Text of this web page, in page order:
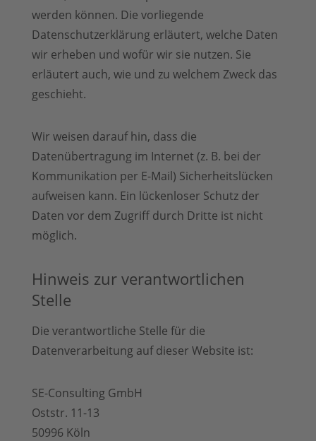
werden können. Die vorliegende
Datenschutzerklärung erläutert, welche Daten
wir erheben und wofür wir sie nutzen. Sie
erläutert auch, wie und zu welchem Zweck das
geschieht.
Wir weisen darauf hin, dass die
Datenübertragung im Internet (z. B. bei der
Kommunikation per E-Mail) Sicherheitslücken
aufweisen kann. Ein lückenloser Schutz der
Daten vor dem Zugriff durch Dritte ist nicht
möglich.
Hinweis zur verantwortlichen
Stelle
Die verantwortliche Stelle für die
Datenverarbeitung auf dieser Website ist:
SE-Consulting GmbH
Oststr. 11-13
50996 Köln